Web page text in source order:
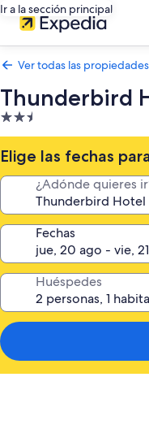
Ir a la sección principal
Ver todas las propiedades
Thunderbird
Propiedad
de
2.5
estrellas
Elige las fechas
¿Adónde quieres
Fechas
Huéspedes